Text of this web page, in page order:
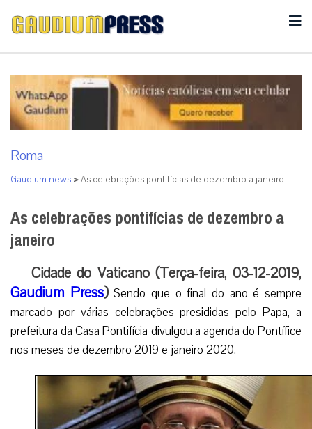
Roma
Gaudium news >As celebrações pontifícias de dezembro a janeiro
As celebrações pontifícias de dezembro a
janeiro
Cidade do Vaticano (Terça-feira, 03-12-2019,
Gaudium Press)Sendo que o final do ano é sempre
marcado por várias celebrações presididas pelo Papa, a
prefeitura da Casa Pontifícia divulgou a agenda do Pontífice
nos meses de dezembro 2019 e janeiro 2020.